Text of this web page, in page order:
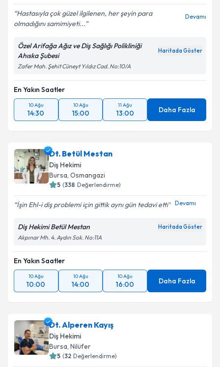
Hastasıyla çok güzel ilgilenen, her şeyin para
olmadığını samimiyeti...
Devamı
Özel Arifağa Ağız ve Diş Sağlığı Polikliniği
Ahıska Şubesi
Haritada Göster
Zafer Mah. Şehit Cüneyt Yıldız Cad. No:10/A
En Yakın Saatler
10 Ağu
14:30
10 Ağu
15:00
11 Ağu
13:00 Daha Fazla
Dt. Betül Mestan
Diş Hekimi
Bursa, Osmangazi
5 (338 Değerlendirme)
İşin Ehl-i diş problemi için gittik aynı gün tedavi etti Devamı
Diş Hekimi Betül Mestan Haritada Göster
Akpınar Mh. 4. Aydın Sok. No:11A
En Yakın Saatler
10 Ağu
10:00
10 Ağu
14:00
10 Ağu
16:00 Daha Fazla
Dt. Alperen Kayış
Diş Hekimi
Bursa, Nilüfer
5 (32 Değerlendirme)